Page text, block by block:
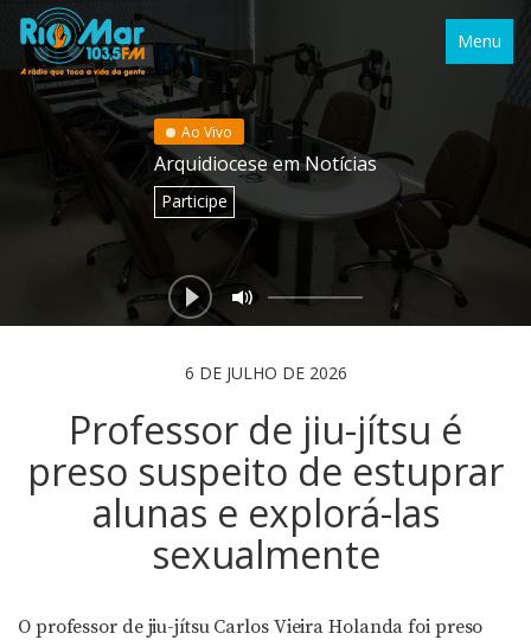
Menu
Ao Vivo
Arquidiocese em Notícias
Participe
6 DE JULHO DE 2026
Professor de jiu-jítsu é
preso suspeito de estuprar
alunas e explorá-las
sexualmente
O professor de jiu-jítsu Carlos Vieira Holanda foi preso